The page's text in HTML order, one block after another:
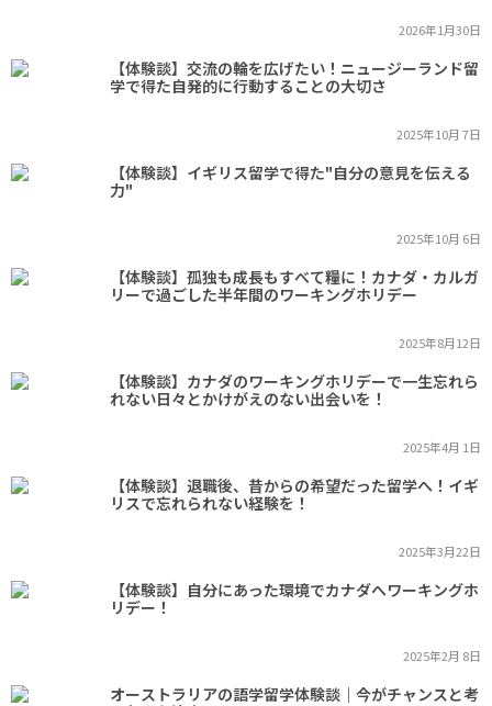
2026年1月30日
【体験談】交流の輪を広げたい！ニュージーランド留
学で得た自発的に行動することの大切さ
2025年10月 7日
【体験談】イギリス留学で得た"自分の意見を伝える
力"
2025年10月 6日
【体験談】孤独も成長もすべて糧に！カナダ・カルガ
リーで過ごした半年間のワーキングホリデー
2025年8月12日
【体験談】カナダのワーキングホリデーで一生忘れら
れない日々とかけがえのない出会いを！
2025年4月 1日
【体験談】退職後、昔からの希望だった留学へ！イギ
リスで忘れられない経験を！
2025年3月22日
【体験談】自分にあった環境でカナダへワーキングホ
リデー！
2025年2月 8日
オーストラリアの語学留学体験談｜今がチャンスと考